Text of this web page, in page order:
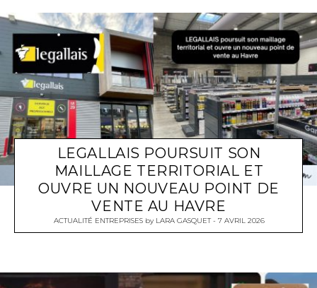
LEGALLAIS POURSUIT SON
MAILLAGE TERRITORIAL ET
OUVRE UN NOUVEAU POINT DE
VENTE AU HAVRE
ACTUALITÉ ENTREPRISESby LARA GASQUET 7 AVRIL 2026